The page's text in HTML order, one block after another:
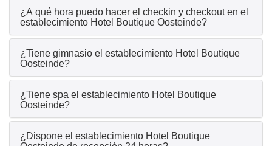
¿A qué hora puedo hacer el checkin y checkout en el
establecimiento Hotel Boutique Oosteinde?
¿Tiene gimnasio el establecimiento Hotel Boutique
Oosteinde?
¿Tiene spa el establecimiento Hotel Boutique
Oosteinde?
¿Dispone el establecimiento Hotel Boutique